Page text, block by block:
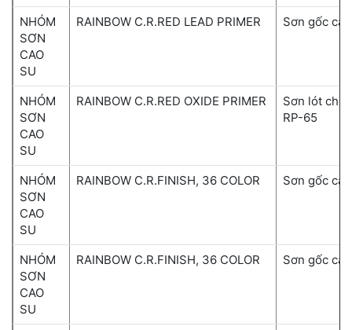
NHÓM
SƠN
CAO
SU
RAINBOW C.R.RED LEAD PRIMER Sơn gốc
NHÓM
SƠN
CAO
SU
RAINBOW C.R.RED OXIDE PRIMER
Sơn lót
RP-65
NHÓM
SƠN
CAO
SU
RAINBOW C.R.FINISH, 36 COLOR Sơn gốc
NHÓM
SƠN
CAO
SU
RAINBOW C.R.FINISH, 36 COLOR Sơn gốc